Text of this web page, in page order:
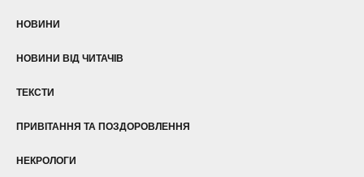
НОВИНИ
НОВИНИ ВІД ЧИТАЧІВ
ТЕКСТИ
ПРИВІТАННЯ ТА ПОЗДОРОВЛЕННЯ
НЕКРОЛОГИ